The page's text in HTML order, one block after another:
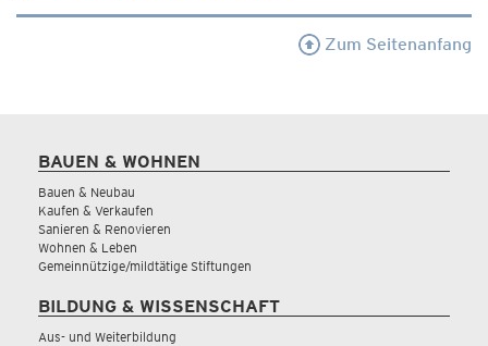
Zum Seitenanfang
BAUEN & WOHNEN
Bauen & Neubau
Kaufen & Verkaufen
Sanieren & Renovieren
Wohnen & Leben
Gemeinnützige/mildtätige Stiftungen
BILDUNG & WISSENSCHAFT
Aus- und Weiterbildung